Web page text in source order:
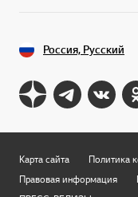
Россия, Русский
Карта сайта
Политика
Правовая информация